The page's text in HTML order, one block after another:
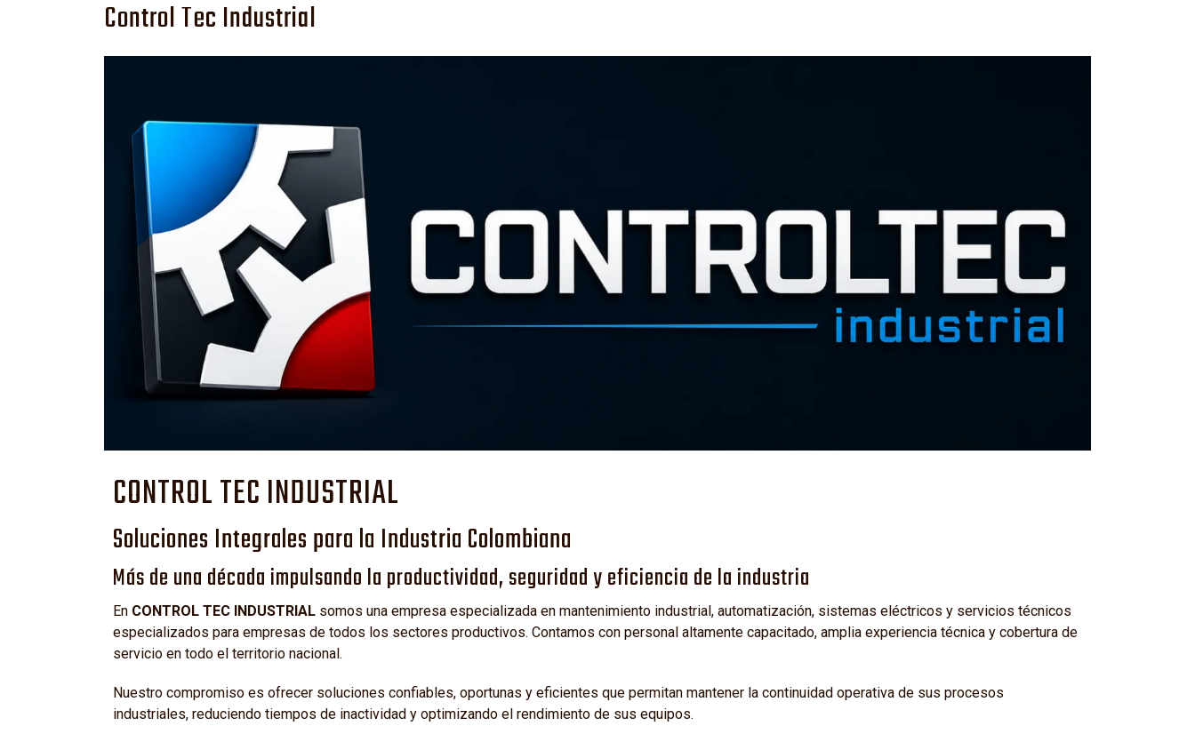
Control Tec Industrial
CONTROL TEC INDUSTRIAL
Soluciones Integrales para la Industria Colombiana
Más de una década impulsando la productividad, seguridad y eficiencia de la industria
En CONTROL TEC INDUSTRIAL somos una empresa especializada en mantenimiento industrial, automatización, sistemas eléctricos y servicios técnicos
especializados para empresas de todos los sectores productivos. Contamos con personal altamente capacitado, amplia experiencia técnica y cobertura de
servicio en todo el territorio nacional.
Nuestro compromiso es ofrecer soluciones confiables, oportunas y eficientes que permitan mantener la continuidad operativa de sus procesos
industriales, reduciendo tiempos de inactividad y optimizando el rendimiento de sus equipos.